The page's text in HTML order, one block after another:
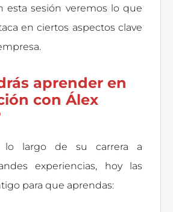
esta sesión veremos lo que
en ciertos aspectos clave
aprender en
con Álex
lo largo de su carrera a
experiencias, hoy las
para que aprendas: